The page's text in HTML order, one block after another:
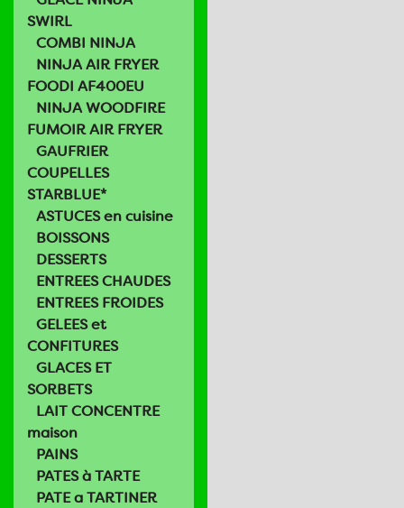
SWIRL
COMBI NINJA
NINJA AIR FRYER
FOODI AF400EU
NINJA WOODFIRE
FUMOIR AIR FRYER
GAUFRIER
COUPELLES
STARBLUE*
ASTUCES en cuisine
BOISSONS
DESSERTS
ENTREES CHAUDES
ENTREES FROIDES
GELEES et
CONFITURES
GLACES ET
SORBETS
LAIT CONCENTRE
maison
PAINS
PATES à TARTE
PATE a TARTINER